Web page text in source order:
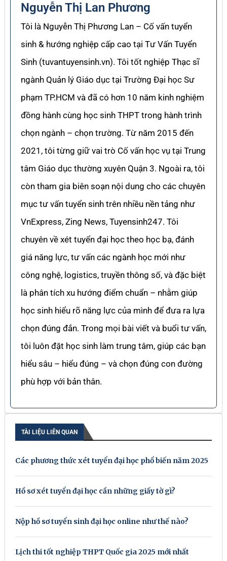
Nguyễn Thị Lan Phương
Tôi là Nguyễn Thị Phương Lan – Cố vấn tuyển
sinh & hướng nghiệp cấp cao tại Tư Vấn Tuyển
Sinh (tuvantuyensinh.vn). Tôi tốt nghiệp Thạc sĩ
ngành Quản lý Giáo dục tại Trường Đại học Sư
phạm TP.HCM và đã có hơn 10 năm kinh nghiệm
đồng hành cùng học sinh THPT trong hành trình
chọn ngành – chọn trường. Từ năm 2015 đến
2021, tôi từng giữ vai trò Cố vấn học vụ tại Trung
tâm Giáo dục thường xuyên Quận 3. Ngoài ra, tôi
còn tham gia biên soạn nội dung cho các chuyên
mục tư vấn tuyển sinh trên nhiều nền tảng như
VnExpress, Zing News, Tuyensinh247. Tôi
chuyên về xét tuyển đại học theo học bạ, đánh
giá năng lực, tư vấn các ngành học mới như
công nghệ, logistics, truyền thông số, và đặc biệt
là phân tích xu hướng điểm chuẩn – nhằm giúp
học sinh hiểu rõ năng lực của mình để đưa ra lựa
chọn đúng đắn. Trong mọi bài viết và buổi tư vấn,
tôi luôn đặt học sinh làm trung tâm, giúp các bạn
hiểu sâu – hiểu đúng – và chọn đúng con đường
phù hợp với bản thân.
TÀI LIỆU LIÊN QUAN
Các phương thức xét tuyển đại học phổ biến năm 2025
Hồ sơ xét tuyển đại học cần những giấy tờ gì?
Nộp hồ sơ tuyển sinh đại học online như thế nào?
Lịch thi tốt nghiệp THPT Quốc gia 2025 mới nhất